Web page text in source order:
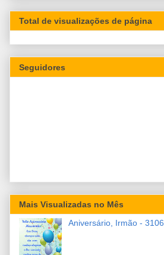
Total de visualizações de página
Seguidores
Mais Visualizadas no Mês
Aniversário, Irmão - 3106